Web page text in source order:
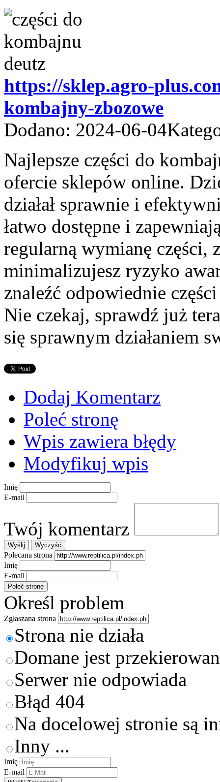
https://sklep.agro-
kombajny-zbozowe
Dodano: 2024-06-04
Najlepsze części do
ofercie sklepów online.
działał sprawnie i
łatwo dostępne i
regularną wymianę części,
minimalizujesz ryzyko
znaleźć odpowiednie
Nie czekaj, sprawdź już
się sprawnym działaniem
Dodaj Komentarz
Poleć stronę
Wpis zawiera błędy
Modyfikuj wpis
Imię
E-mail
Twój komentarz
Polecana strona
Imię
E-mail
Określ problem
Zgłaszana strona
Strona nie działa
Domane jest
Serwer nie odpowiada
Błąd 404
Na docelowej stronie są
Inny ...
Imię
E-mail